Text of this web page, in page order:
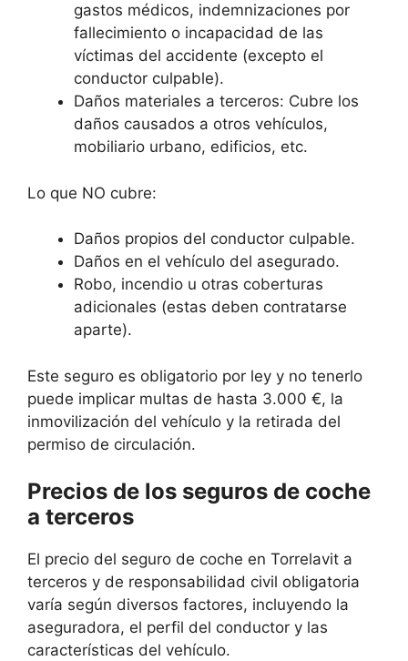
gastos médicos, indemnizaciones por
fallecimiento o incapacidad de las
víctimas del accidente (excepto el
conductor culpable).
Daños materiales a terceros: Cubre los
daños causados a otros vehículos,
mobiliario urbano, edificios, etc.
Lo que NO cubre:
Daños propios del conductor culpable.
Daños en el vehículo del asegurado.
Robo, incendio u otras coberturas
adicionales (estas deben contratarse
aparte).
Este seguro es obligatorio por ley y no tenerlo
puede implicar multas de hasta 3.000 €, la
inmovilización del vehículo y la retirada del
permiso de circulación.
Precios de los seguros de coche
a terceros
El precio del seguro de coche en Torrelavit a
terceros y de responsabilidad civil obligatoria
varía según diversos factores, incluyendo la
aseguradora, el perfil del conductor y las
características del vehículo.